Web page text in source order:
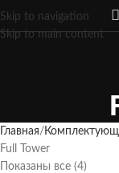
Skip to navigation
Skip to main content
Главная
Full Tower
Показаны все (4)